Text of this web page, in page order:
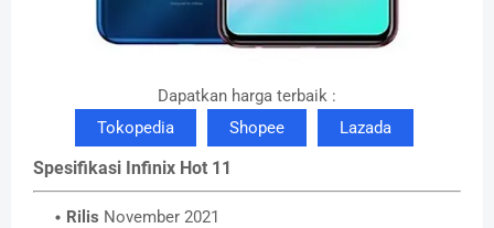
Dapatkan harga terbaik :
Tokopedia
Shopee Lazada
Spesifikasi Infinix Hot 11
Rilis November 2021